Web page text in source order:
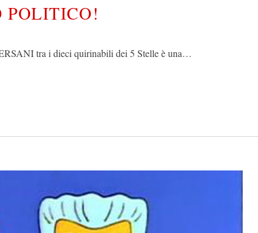
POLITICO!
tra i dieci quirinabili dei 5 Stelle è una…